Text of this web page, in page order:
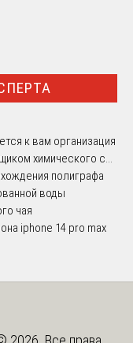
к вам организация
химического с...
полиграфа
воды
чая
iphone 14 pro max